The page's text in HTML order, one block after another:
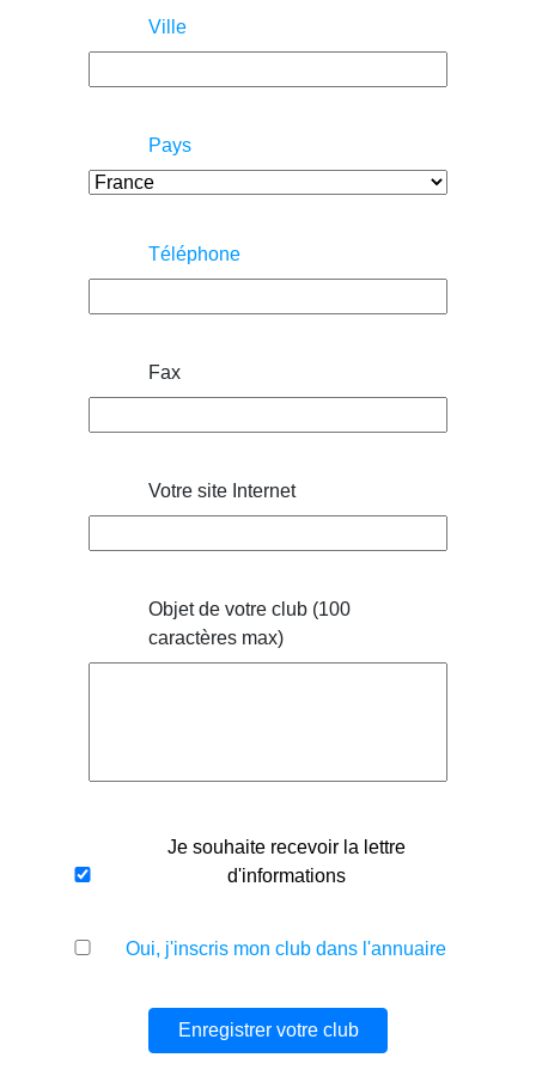
Ville
Pays
Téléphone
Fax
Votre site Internet
Objet de votre club (100
caractères max)
Je souhaite recevoir la lettre
d'informations
Oui, j'inscris mon club dans l'annuaire